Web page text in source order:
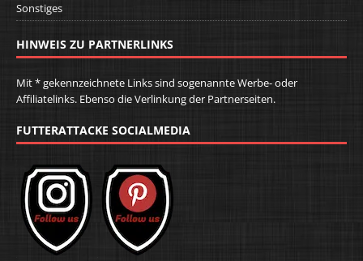
Sonstiges
HINWEIS ZU PARTNERLINKS
Mit * gekennzeichnete Links sind sogenannte Werbe- oder
Affiliatelinks. Ebenso die Verlinkung der Partnerseiten.
FUTTERATTACKE SOCIALMEDIA